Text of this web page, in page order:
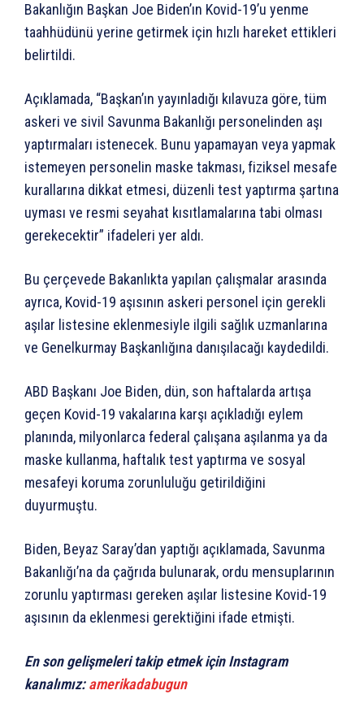
Bakanlığın Başkan Joe Biden’ın Kovid-19’u yenme
taahhüdünü yerine getirmek için hızlı hareket ettikleri
belirtildi.
Açıklamada, “Başkan’ın yayınladığı kılavuza göre, tüm
askeri ve sivil Savunma Bakanlığı personelinden aşı
yaptırmaları istenecek. Bunu yapamayan veya yapmak
istemeyen personelin maske takması, fiziksel mesafe
kurallarına dikkat etmesi, düzenli test yaptırma şartına
uyması ve resmi seyahat kısıtlamalarına tabi olması
gerekecektir” ifadeleri yer aldı.
Bu çerçevede Bakanlıkta yapılan çalışmalar arasında
ayrıca, Kovid-19 aşısının askeri personel için gerekli
aşılar listesine eklenmesiyle ilgili sağlık uzmanlarına
ve Genelkurmay Başkanlığına danışılacağı kaydedildi.
ABD Başkanı Joe Biden, dün, son haftalarda artışa
geçen Kovid-19 vakalarına karşı açıkladığı eylem
planında, milyonlarca federal çalışana aşılanma ya da
maske kullanma, haftalık test yaptırma ve sosyal
mesafeyi koruma zorunluluğu getirildiğini
duyurmuştu.
Biden, Beyaz Saray’dan yaptığı açıklamada, Savunma
Bakanlığı’na da çağrıda bulunarak, ordu mensuplarının
zorunlu yaptırması gereken aşılar listesine Kovid-19
aşısının da eklenmesi gerektiğini ifade etmişti.
En son gelişmeleri takip etmek için Instagram
kanalımız:amerikadabugun